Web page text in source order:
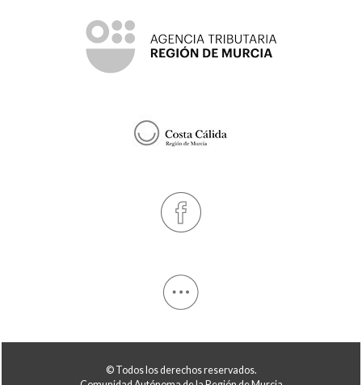
© Todos los derechos reservados.